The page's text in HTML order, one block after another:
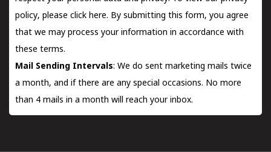
policy, please click here. By submitting this form, you agree
that we may process your information in accordance with
these terms.
Mail Sending Intervals: We do sent marketing mails twice
a month, and if there are any special occasions. No more
than 4 mails in a month will reach your inbox.